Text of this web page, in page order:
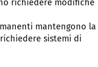
richiedere modifiche
mantengono la
sistemi di